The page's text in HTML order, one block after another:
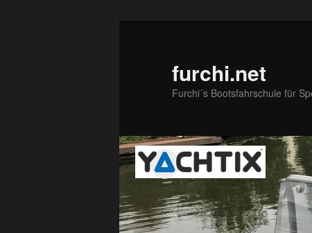
furchi.net
Furchi´s Bootsfahrschule für